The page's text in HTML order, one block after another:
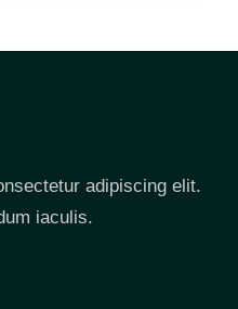
adipiscing elit.
iaculis.